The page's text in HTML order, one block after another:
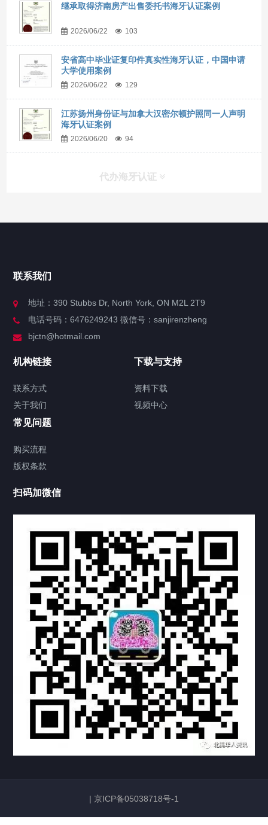
继承取得济南房产出售委托书海牙认证案例
2026/06/22 103
安省高中毕业证复印件真实性海牙认证，中国申请
大学使用案例
2026/06/22 129
江苏扬州身份证与加拿大汉密尔顿护照同一人声明
海牙认证案例
2026/06/20 94
代办海牙认证
服务分类
签署类文件海牙认证程序费用
视频中心
定制案例
科研实验室
厂区介绍
中国公证处海牙认证
热门标签 TAG
联系我们
地址：390 Stubbs Dr, North York, ON M2L 2T9
电话号码：6476249243 微信号：sanjirenzheng
bjctn@hotmail.com
机构链接
联系方式
关于我们
下载与支持
资料下载
视频中心
常见问题
购买流程
版权条款
扫码加微信
| 京ICP备05038718号-1